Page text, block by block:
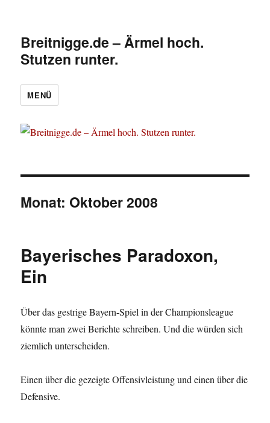
Breitnigge.de – Ärmel hoch.
Stutzen runter.
MENÜ
Monat: Oktober 2008
Bayerisches Paradoxon,
Ein
Über das gestrige Bayern-Spiel in der Championsleague
könnte man zwei Berichte schreiben. Und die würden sich
ziemlich unterscheiden.
Einen über die gezeigte Offensivleistung und einen über die
Defensive.